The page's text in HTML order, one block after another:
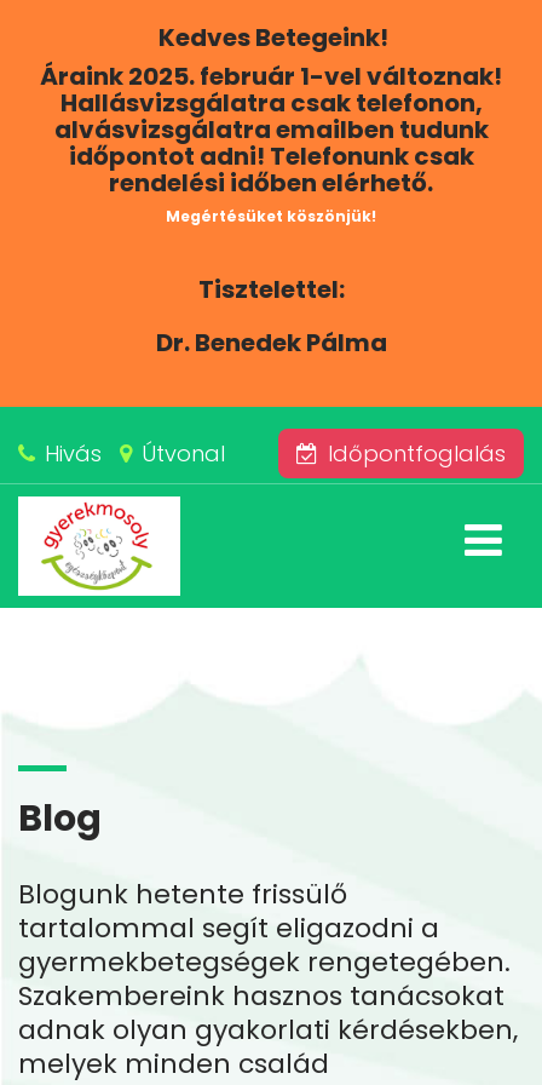
Kedves Betegeink!
Áraink 2025. február 1-vel változnak!
Hallásvizsgálatra csak telefonon,
alvásvizsgálatra emailben tudunk
időpontot adni! Telefonunk csak
rendelési időben elérhető.
Megértésüket köszönjük!
Tisztelettel:
Dr. Benedek Pálma
Hivás Útvonal Időpontfoglalás
Blog
Blogunk hetente frissülő
tartalommal segít eligazodni a
gyermekbetegségek rengetegében.
Szakembereink hasznos tanácsokat
adnak olyan gyakorlati kérdésekben,
melyek minden család
RÓLUNK
KAPCSOLAT
SZOLGÁLTATÁSAINK